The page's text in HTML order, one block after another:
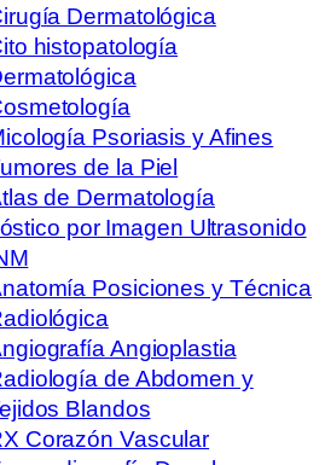
Dermatológica
histopatología
Psoriasis y Afines
de la Piel
de Dermatología
por Imagen Ultrasonido
Posiciones y Técnica
Angioplastia
de Abdomen y
Blandos
Corazón Vascular